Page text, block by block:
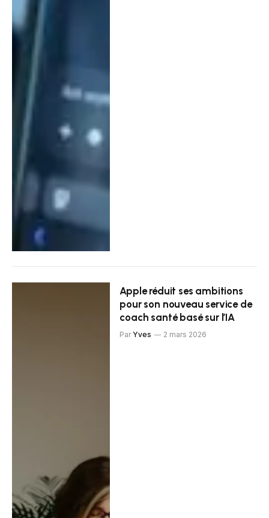
Apple réduit ses ambitions
pour son nouveau service de
coach santé basé sur l’IA
Par Yves 2 mars 2026